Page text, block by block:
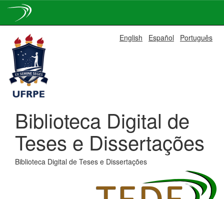
navigation
English Español Português
Biblioteca Digital de
Teses e Dissertações
Biblioteca Digital de Teses e Dissertações